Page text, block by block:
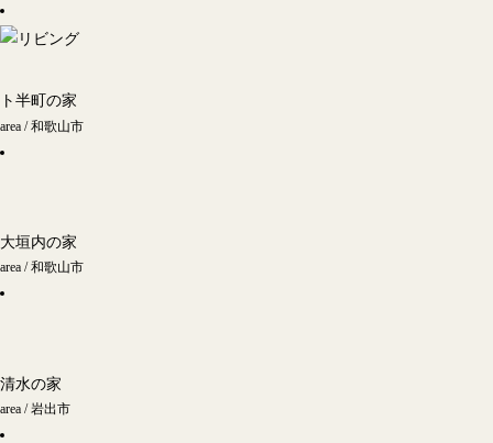
ト半町の家
area / 和歌山市
大垣内の家
area / 和歌山市
清水の家
area / 岩出市